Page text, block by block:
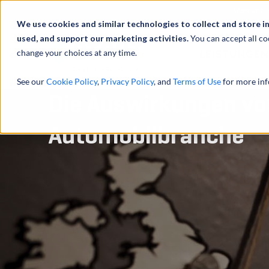
We use cookies and similar technologies to collect and store
used, and support our marketing activities.You can accept all
change your choices at any time.
See ourCookie Policy, Privacy Policy, and Terms of Usefor more
Die Auswirkungen
Automobilbranche